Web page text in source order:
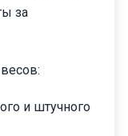
за
и штучного